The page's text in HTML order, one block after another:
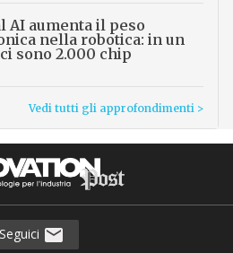
AI aumenta il peso
nella robotica: in un
sono 2.000 chip
Vedi tutti gli approfondimenti >
Seguici